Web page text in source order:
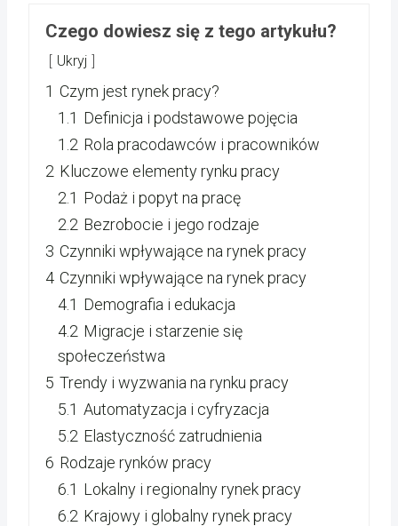
Czego dowiesz się z tego artykułu?
Ukryj
1 Czym jest rynek pracy?
1.1 Definicja i podstawowe pojęcia
1.2 Rola pracodawców i pracowników
2 Kluczowe elementy rynku pracy
2.1 Podaż i popyt na pracę
2.2 Bezrobocie i jego rodzaje
3 Czynniki wpływające na rynek pracy
4 Czynniki wpływające na rynek pracy
4.1 Demografia i edukacja
4.2 Migracje i starzenie się
społeczeństwa
5 Trendy i wyzwania na rynku pracy
5.1 Automatyzacja i cyfryzacja
5.2 Elastyczność zatrudnienia
6 Rodzaje rynków pracy
6.1 Lokalny i regionalny rynek pracy
6.2 Krajowy i globalny rynek pracy